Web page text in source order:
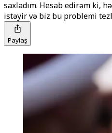
saxladım. Hesab edirəm ki,
istəyir və biz bu problemi
Paylaş